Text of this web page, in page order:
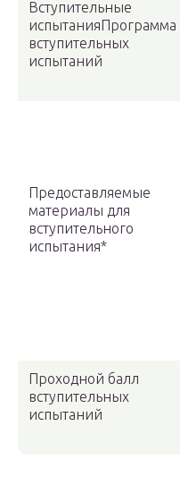
Вступительные
испытанияПрограмма
вступительных
испытаний
Предоставляемые
материалы для
вступительного
испытания*
Проходной балл
вступительных
испытаний